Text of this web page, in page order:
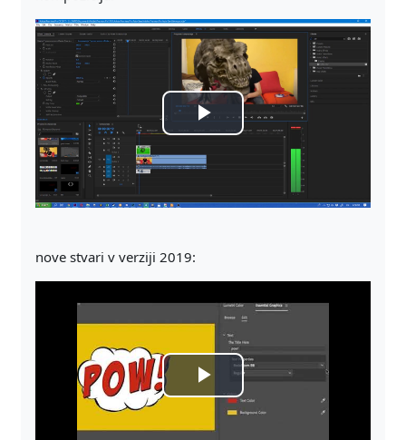
Predvajaj
nove stvari v verziji 2019:
Predvajaj